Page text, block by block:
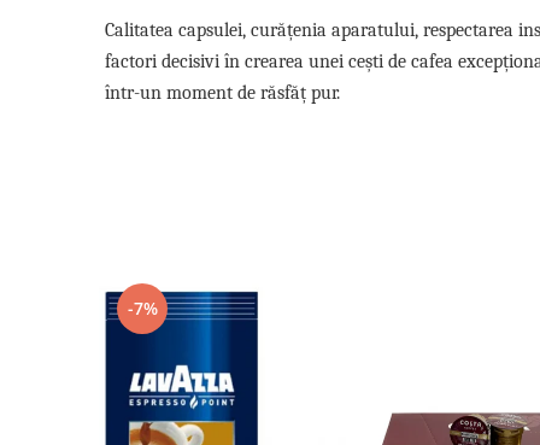
Calitatea capsulei, curățenia aparatului, respectarea
factori decisivi în crearea unei cești de cafea
într-un moment de răsfăț pur.
-7%